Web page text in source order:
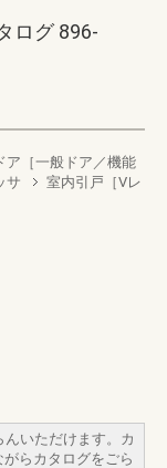
ログ 896-
ア［一般ドア／機能
サ
室内引戸［Vレ
いただけます。カ
らカタログをごら